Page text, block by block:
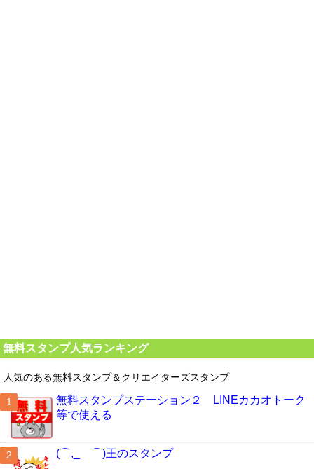
無料スタンプ人気ランキング
人気のある無料スタンプ＆クリエイターズスタンプ
無料スタンプステーション２ LINEカカオトーク
等で使える
(⌒,_ゝ⌒)王のスタンプ